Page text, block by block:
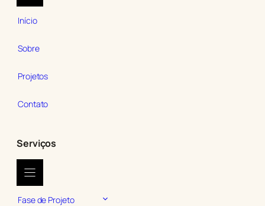
Início
Sobre
Projetos
Contato
Serviços
Fase de Projeto